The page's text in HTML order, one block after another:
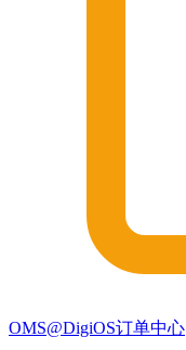
OMS@DigiOS订单中心